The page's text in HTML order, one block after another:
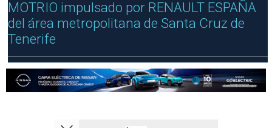
R
A
MOTRIO impulsado por RENAULT ESPAÑA
del área metropolitana de Santa Cruz de
Tenerife